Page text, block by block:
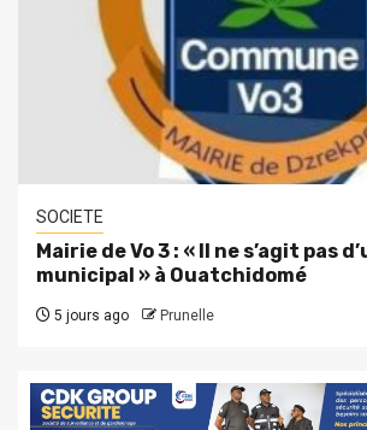
SOCIETE
Mairie de Vo 3 : « Il ne s’agit pas
municipal » à Ouatchidomé
5 jours ago Prunelle